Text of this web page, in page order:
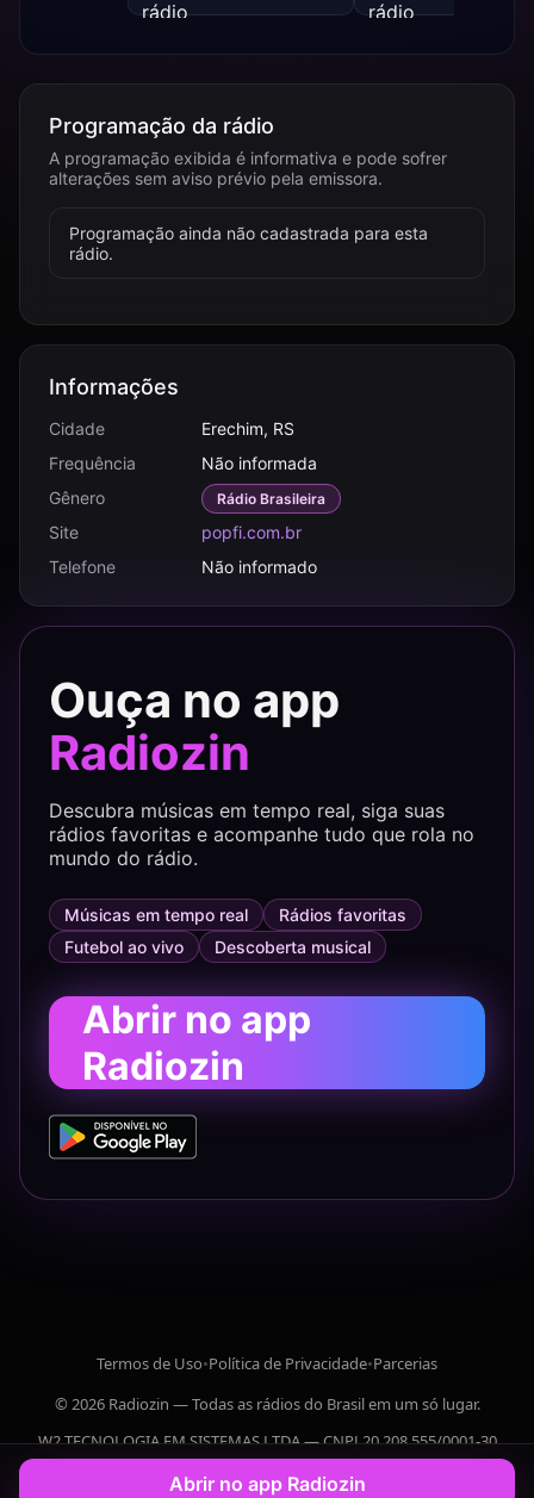
Programação da rádio
A programação exibida é informativa e pode sofrer
alterações sem aviso prévio pela emissora.
Programação ainda não cadastrada para esta
rádio.
Informações
Cidade
Erechim, RS
Frequência
Não informada
Gênero
Rádio Brasileira
Site
popfi.com.br
Telefone
Não informado
Ouça no app
Radiozin
Descubra músicas em tempo real, siga suas
rádios favoritas e acompanhe tudo que rola no
mundo do rádio.
Músicas em tempo real
Rádios favoritas
Futebol ao vivo
Descoberta musical
Abrir no app
Radiozin
Termos de Uso•Política de Privacidade•Parcerias
© 2026 Radiozin — Todas as rádios do Brasil em um só lugar.
W2 TECNOLOGIA EM SISTEMAS LTDA — CNPJ 20.208.555/0001-30
Abrir no app Radiozin